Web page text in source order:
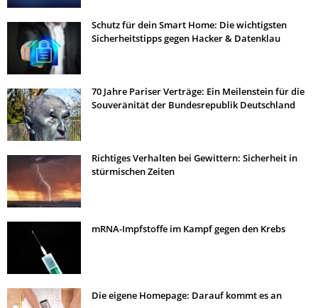
Schutz für dein Smart Home: Die wichtigsten
Sicherheitstipps gegen Hacker & Datenklau
70 Jahre Pariser Verträge: Ein Meilenstein für die
Souveränität der Bundesrepublik Deutschland
Richtiges Verhalten bei Gewittern: Sicherheit in
stürmischen Zeiten
mRNA-Impfstoffe im Kampf gegen den Krebs
Die eigene Homepage: Darauf kommt es an